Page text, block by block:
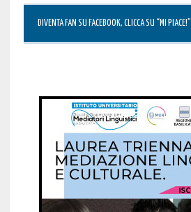
DIVENTA FAN SU FACEBOOK, CLICCA SU “MI PIACE!”